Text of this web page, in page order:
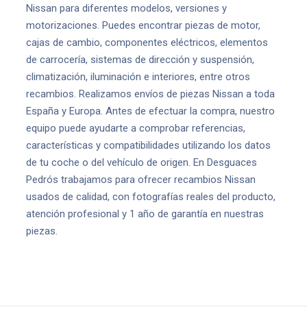
Nissan para diferentes modelos, versiones y
motorizaciones. Puedes encontrar piezas de motor,
cajas de cambio, componentes eléctricos, elementos
de carrocería, sistemas de dirección y suspensión,
climatización, iluminación e interiores, entre otros
recambios. Realizamos envíos de piezas Nissan a toda
España y Europa. Antes de efectuar la compra, nuestro
equipo puede ayudarte a comprobar referencias,
características y compatibilidades utilizando los datos
de tu coche o del vehículo de origen. En Desguaces
Pedrós trabajamos para ofrecer recambios Nissan
usados de calidad, con fotografías reales del producto,
atención profesional y 1 año de garantía en nuestras
piezas.